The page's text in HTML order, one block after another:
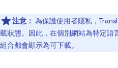
注意： 為保護使用者隱私，
載狀態。因此，在個別網站為特定
組合都會顯示為可下載。